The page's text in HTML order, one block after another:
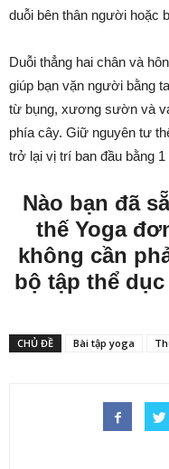
duỗi bên thân người hoặc
Duỗi thẳng hai chân và
giúp bạn vặn người bằng
từ bụng, xương sườn và
phía cây. Giữ nguyên tư
trở lại vị trí ban đầu bằng
Nào bạn đã
thế Yoga
không cần
bộ tập thể
CHỦ ĐỀ Bài tập yoga